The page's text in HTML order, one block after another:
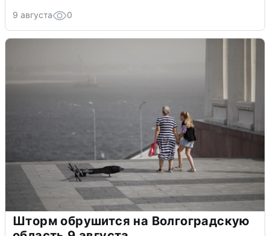
9 августа 0
Шторм обрушится на Волгоградскую